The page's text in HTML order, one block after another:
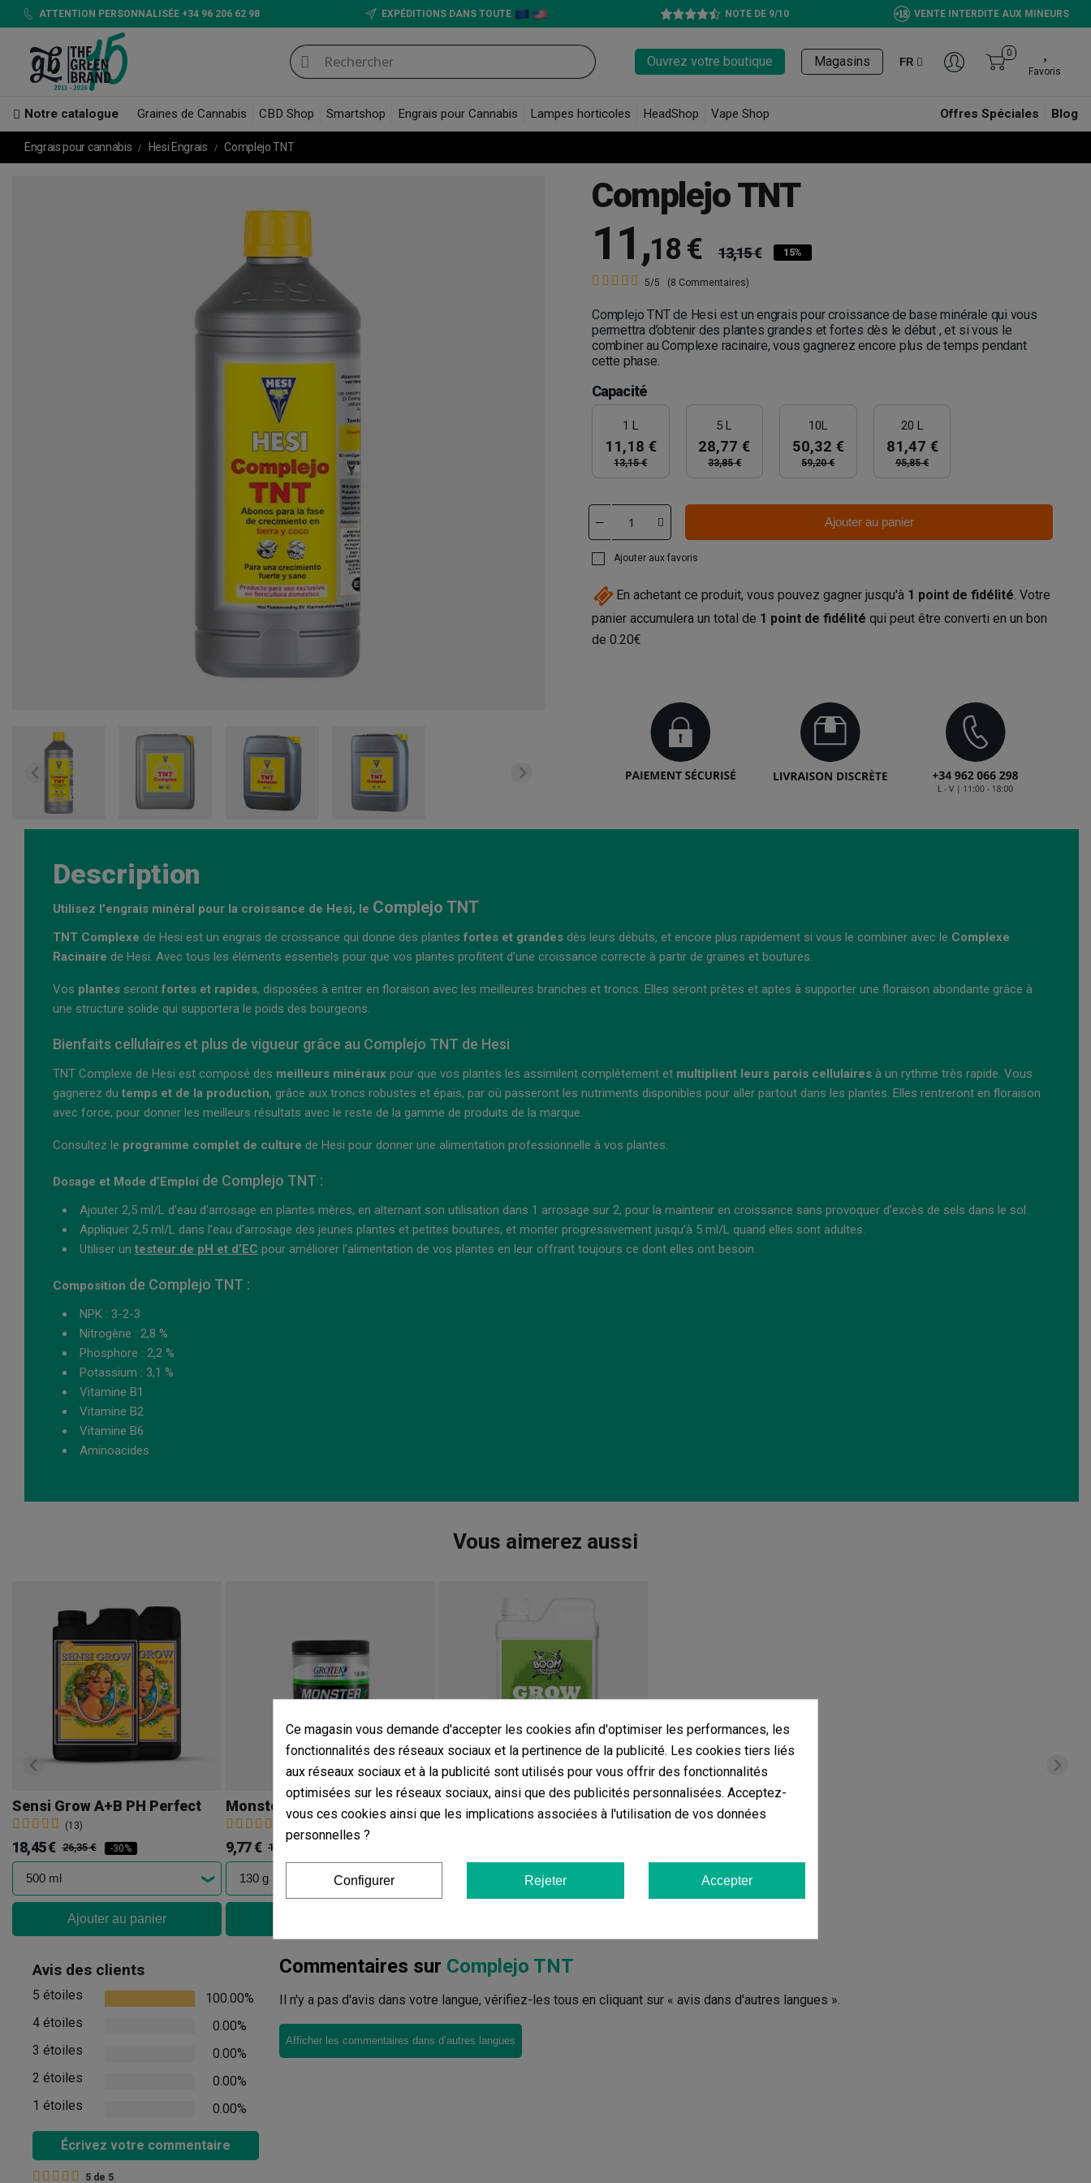
ATTENTION PERSONNALISÉE +34 96 206 62 98 EXPÉDITIONS DANS TOUTE NOTE DE 9/10 VENTE INTERDITE AUX MINEURS
Ouvrez votre boutique Magasins FR
0
Favoris
Notre catalogue Graines de Cannabis CBD Shop Smartshop Engrais pour Cannabis Lampes horticoles HeadShop Vape Shop Offres Spéciales Blog
Engrais pour cannabis Hesi Engrais Complejo TNT
Complejo TNT
11,18 € 13,15 € 15%
5/5 (8 Commentaires)
Complejo TNTde Hesi est un engrais pour croissance de base minérale qui vous
permettra d’obtenir des plantes grandes et fortes dès le début , et si vous le
combiner au Complexe racinaire, vous gagnerez encore plus de temps pendant
cette phase.
Capacité
1 L
11,18 €
13,15 €
5 L
28,77 €
33,85 €
10L
50,32 €
59,20 €
20 L
81,47 €
95,85 €
Ajouter au panier
Ajouter aux favoris
En achetant ce produit, vous pouvez gagner jusqu'à 1 point de fidélité. Votre
panier accumulera un total de 1 point de fidélité qui peut être converti en un bon
de 0.20€
Description
Utilisez l'engrais minéral pour la croissance de Hesi, le Complejo TNT
TNT Complexe de Hesi est un engrais de croissance qui donne des plantesfortes et grandes dès leurs débuts, et encore plus rapidement si vous le combiner avec le Complexe
Racinaire de Hesi. Avec tous les éléments essentiels pour que vos plantes profitent d’une croissance correcte à partir de graines et boutures.
Vos plantes serontfortes et rapides, disposées à entrer en floraison avec les meilleures branches et troncs. Elles seront prêtes et aptes à supporter une floraison abondante grâce à
une structure solide qui supportera le poids des bourgeons.
Bienfaits cellulaires et plus de vigueur grâce au Complejo TNT de Hesi
TNT Complexe de Hesi est composé des meilleurs minéraux pour que vos plantes les assimilent complètement et multiplient leurs parois cellulaires à un rythme très rapide. Vous
gagnerez du temps et de la production, grâce aux troncs robustes et épais, par où passeront les nutriments disponibles pour aller partout dans les plantes. Elles rentreront en floraison
avec force, pour donner les meilleurs résultats avec le reste de la gamme de produits de la marque.
Consultez le programme complet de culture de Hesi pour donner une alimentation professionnelle à vos plantes.
Dosage et Mode d’Emploi de Complejo TNT :
Ajouter 2,5 ml/L d’eau d’arrosage en plantes mères, en alternant son utilisation dans 1 arrosage sur 2, pour la maintenir en croissance sans provoquer d’excès de sels dans le sol.
Appliquer 2,5 ml/L dans l’eau d’arrosage des jeunes plantes et petites boutures, et monter progressivement jusqu’à 5 ml/L quand elles sont adultes.
Utiliser un testeur de pH et d’EC pour améliorer l’alimentation de vos plantes en leur offrant toujours ce dont elles ont besoin.
Composition de Complejo TNT :
NPK : 3-2-3
Nitrogène : 2,8 %
Phosphore : 2,2 %
Potassium : 3,1 %
Vitamine B1
Vitamine B2
Vitamine B6
Aminoacides
Vous aimerez aussi
Sensi Grow A+B PH Perfect
(13)
18,45 € 26,35 € -30%
Ajouter au panier
Monster Grow Pro
9,77 € 13,02 €
Crecimiento Boom
Avis des clients
5 étoiles
100.00%
4 étoiles
0.00%
3 étoiles
0.00%
2 étoiles
0.00%
1 étoiles
0.00%
Écrivez votre commentaire
5 de 5
Commentaires sur Complejo TNT
Il n'y a pas d'avis dans votre langue, vérifiez-les tous en cliquant sur « avis dans d'autres langues ».
Afficher les commentaires dans d’autres langues
Ce magasin vous demande d'accepter les cookies afin d'optimiser les performances, les
fonctionnalités des réseaux sociaux et la pertinence de la publicité. Les cookies tiers liés
aux réseaux sociaux et à la publicité sont utilisés pour vous offrir des fonctionnalités
optimisées sur les réseaux sociaux, ainsi que des publicités personnalisées. Acceptez-
vous ces cookies ainsi que les implications associées à l'utilisation de vos données
personnelles ?
Configurer Rejeter Accepter